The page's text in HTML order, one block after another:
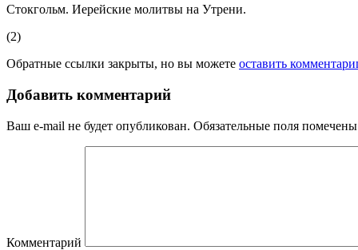
Стокгольм. Иерейские молитвы на Утрени.
(2)
Обратные ссылки закрыты, но вы можете оставить
Добавить комментарий
Ваш e-mail не будет опубликован. Обязательные поля помечены
Комментарий